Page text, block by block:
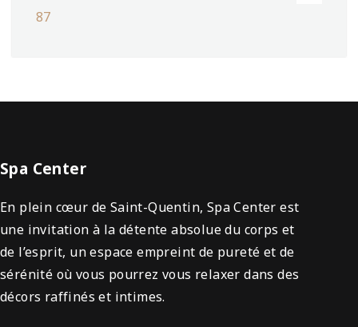
87
Spa Center
En plein cœur de Saint-Quentin, Spa Center est
une invitation à la détente absolue du corps et
de l’esprit, un espace empreint de pureté et de
sérénité où vous pourrez vous relaxer dans des
décors raffinés et intimes.